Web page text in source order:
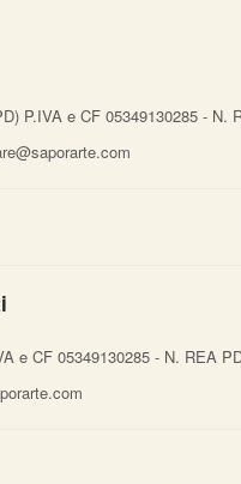
P.IVA e CF 05349130285 - N.
e CF 05349130285 - N. REA